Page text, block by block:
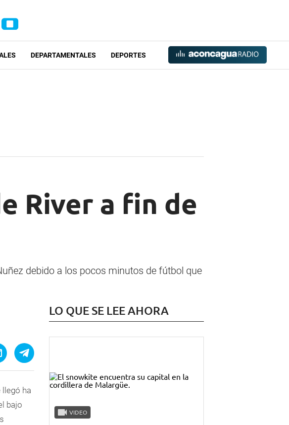
DEPARTAMENTALES DEPORTES
River a fin de
debido a los pocos minutos de fútbol que
llegó ha
bajo
LO QUE SE LEE AHORA
VIDEO